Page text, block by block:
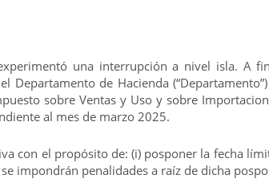
una interrupción a nivel isla. A
de Hacienda
sobre Ventas y Uso y sobre
al mes de marzo 2025.
con el propósito de: (i) posponer la fecha
impondrán penalidades a raíz de dicha